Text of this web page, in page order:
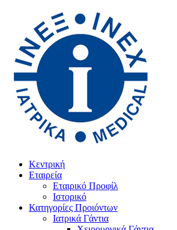
Κεντρική
Εταιρεία
Εταιρικό Προφίλ
Ιστορικό
Κατηγορίες Προιόντων
Ιατρικά Γάντια